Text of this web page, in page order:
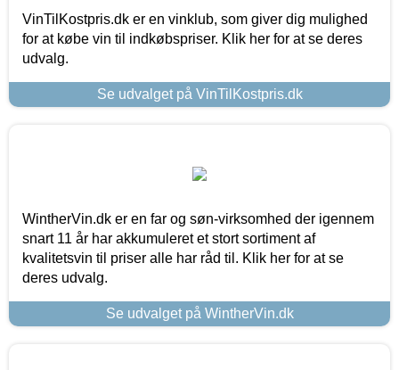
VinTilKostpris.dk er en vinklub, som giver dig mulighed
for at købe vin til indkøbspriser. Klik her for at se deres
udvalg.
Se udvalget på VinTilKostpris.dk
WintherVin.dk er en far og søn-virksomhed der igennem
snart 11 år har akkumuleret et stort sortiment af
kvalitetsvin til priser alle har råd til. Klik her for at se
deres udvalg.
Se udvalget på WintherVin.dk